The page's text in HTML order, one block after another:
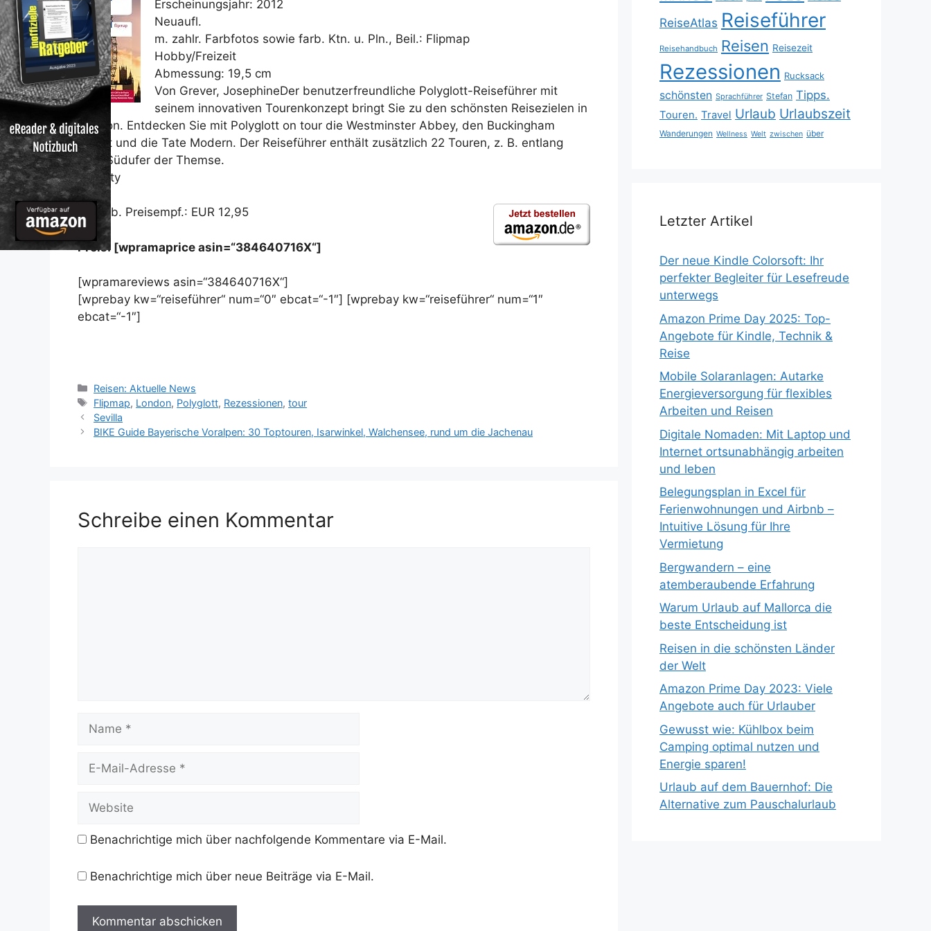
Erscheinungsjahr: 2012
Neuaufl.
m. zahlr. Farbfotos sowie farb. Ktn. u. Pln., Beil.: Flipmap
Hobby/Freizeit
Abmessung: 19,5 cm
Von Grever, JosephineDer benutzerfreundliche Polyglott-Reiseführer mit
seinem innovativen Tourenkonzept bringt Sie zu den schönsten Reisezielen in
London. Entdecken Sie mit Polyglott on tour die Westminster Abbey, den Buckingham
Palast und die Tate Modern. Der Reiseführer enthält zusätzlich 22 Touren, z. B. entlang
dem Südufer der Themse.
Die City
Unverb. Preisempf.: EUR 12,95
Preis: [wpramaprice asin=“384640716X“]
[wpramareviews asin=“384640716X“]
[wprebay kw=“reiseführer“ num=“0″ ebcat=“-1″] [wprebay kw=“reiseführer“ num=“1″
ebcat=“-1″]
Kategorien
Reisen: Aktuelle News
Schlagwörter
Flipmap, London, Polyglott, Rezessionen,tour
Sevilla
BIKE Guide Bayerische Voralpen: 30 Toptouren, Isarwinkel, Walchensee, rund um die Jachenau
Schreibe einen Kommentar
Mail-
Benachrichtige mich über nachfolgende Kommentare via E-Mail.
Benachrichtige mich über neue Beiträge via E-Mail.
ReiseAtlas Reiseführer
Reisehandbuch Reisen Reisezeit
Rezessionen Rucksack
schönsten Sprachführer Stefan Tipps.
Touren. Travel Urlaub Urlaubszeit
Wanderungen Wellness Welt zwischen über
Letzter Artikel
Der neue Kindle Colorsoft: Ihr
perfekter Begleiter für Lesefreude
unterwegs
Amazon Prime Day 2025: Top-
Angebote für Kindle, Technik &
Reise
Mobile Solaranlagen: Autarke
Energieversorgung für flexibles
Arbeiten und Reisen
Digitale Nomaden: Mit Laptop und
Internet ortsunabhängig arbeiten
und leben
Belegungsplan in Excel für
Ferienwohnungen und Airbnb –
Intuitive Lösung für Ihre
Vermietung
Bergwandern – eine
atemberaubende Erfahrung
Warum Urlaub auf Mallorca die
beste Entscheidung ist
Reisen in die schönsten Länder
der Welt
Amazon Prime Day 2023: Viele
Angebote auch für Urlauber
Gewusst wie: Kühlbox beim
Camping optimal nutzen und
Energie sparen!
Urlaub auf dem Bauernhof: Die
Alternative zum Pauschalurlaub